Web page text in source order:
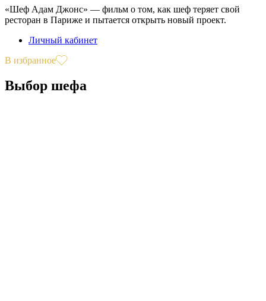
«Шеф Адам Джонс» — фильм о том, как шеф теряет свой
ресторан в Париже и пытается открыть новый проект.
Личный кабинет
В избранное
Выбор шефа